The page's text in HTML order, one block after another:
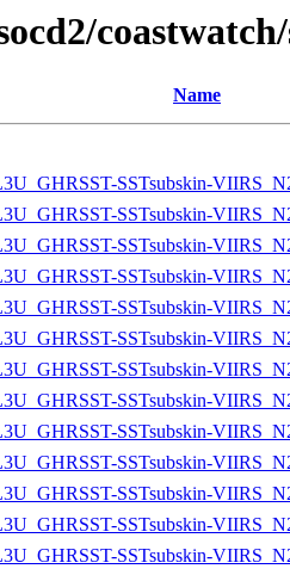
Name
SSTsubskin-
SSTsubskin-
SSTsubskin-
SSTsubskin-
SSTsubskin-
SSTsubskin-
SSTsubskin-
SSTsubskin-
SSTsubskin-
SSTsubskin-
SSTsubskin-
SSTsubskin-
SSTsubskin-